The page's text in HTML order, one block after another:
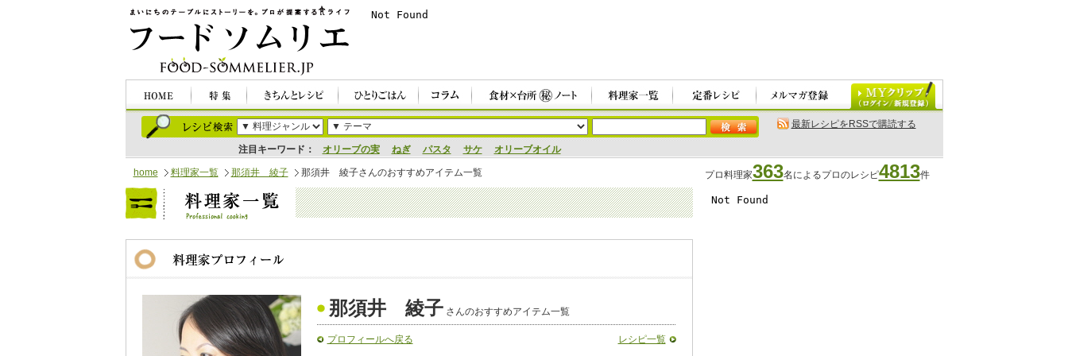
注目キーワード： オリーブの実 ねぎ パスタ サケ オリーブオイル
最新レシピをRSSで購読する
home 料理家一覧 那須井 綾子 那須井 綾子さんのおすすめアイテム一覧 プロ料理家363名によるプロのレシピ4813件
那須井 綾子さんのおすすめアイテム一覧
プロフィールへ戻る レシピ一覧